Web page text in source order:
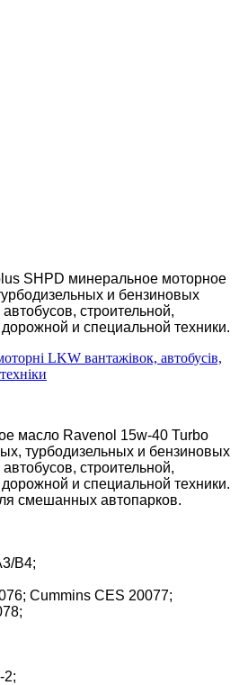
SHPD минеральное моторное
и бензиновых
строительной,
и специальной техники.
LKW вантажівок, автобусів,
масло Ravenol 15w-40 Turbo
турбодизельных и бензиновых
строительной,
и специальной техники.
смешанных автопарков.
B4;
Cummins CES 20077;
2;